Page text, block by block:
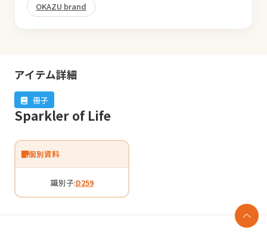
OKAZU brand
アイテム詳細
冊子
Sparkler of Life
個別資料
識別子:D259